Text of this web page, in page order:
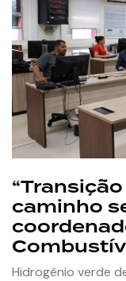
caminho
Hidrogênio verde